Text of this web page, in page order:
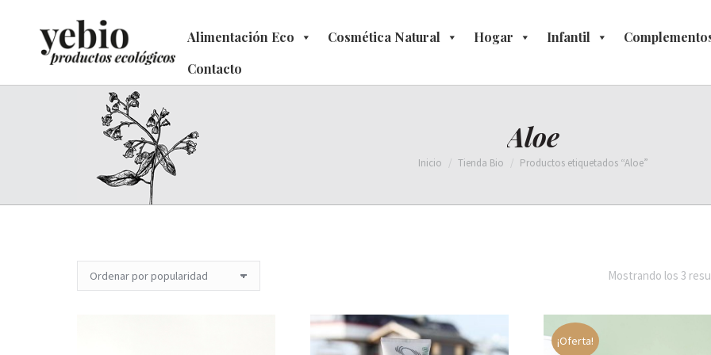
Alimentación Eco Cosmética Natural Hogar Infantil
Contacto
Aloe
Estás aquí:
Inicio Tienda Bio Productos etiquetados “Aloe”
Mostrando los 3
¡Oferta!
Alimentación Eco Cosmética Natural Hogar Infantil
Contacto